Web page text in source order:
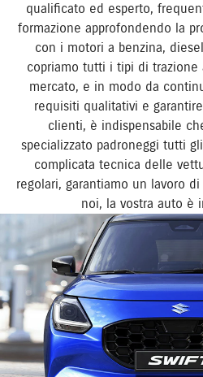
qualificato ed esperto,
formazione approfondendo la
con i motori a benzina,
copriamo tutti i tipi di
mercato, e in modo da
requisiti qualitativi e
clienti, è indispensabile
specializzato padroneggi tutti
complicata tecnica delle
regolari, garantiamo un lavoro
noi, la vostra auto è